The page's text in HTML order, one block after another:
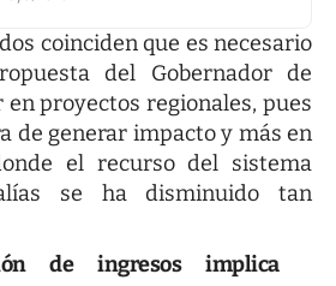
coinciden que es necesario
del Gobernador de
en proyectos regionales, pues
de generar impacto y más en
el recurso del sistema
se ha disminuido tan
de ingresos implica